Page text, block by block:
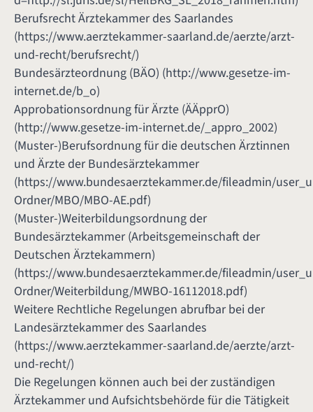
Berufsrecht Ärztekammer des Saarlandes
(https://www.aerztekammer-saarland.de/aerzte/arzt-
und-recht/berufsrecht/)
Bundesärzteordnung (BÄO) (http://www.gesetze-im-
internet.de/b_o)
Approbationsordnung für Ärzte (ÄÄpprO)
(http://www.gesetze-im-internet.de/_appro_2002)
(Muster-)Berufsordnung für die deutschen Ärztinnen
und Ärzte der Bundesärztekammer
(https://www.bundesaerztekammer.de/fileadmin/
Ordner/MBO/MBO-AE.pdf)
(Muster-)Weiterbildungsordnung der
Bundesärztekammer (Arbeitsgemeinschaft der
Deutschen Ärztekammern)
(https://www.bundesaerztekammer.de/fileadmin/
Ordner/Weiterbildung/MWBO-16112018.pdf)
Weitere Rechtliche Regelungen abrufbar bei der
Landesärztekammer des Saarlandes
(https://www.aerztekammer-saarland.de/aerzte/arzt-
und-recht/)
Die Regelungen können auch bei der zuständigen
Ärztekammer und Aufsichtsbehörde für die Tätigkeit